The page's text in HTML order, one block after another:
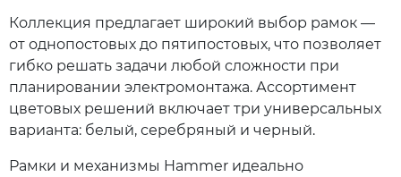
Коллекция предлагает широкий выбор рамок —
от однопостовых до пятипостовых, что позволяет
гибко решать задачи любой сложности при
планировании электромонтажа. Ассортимент
цветовых решений включает три универсальных
варианта: белый, серебряный и черный.
Рамки и механизмы Hammer идеально